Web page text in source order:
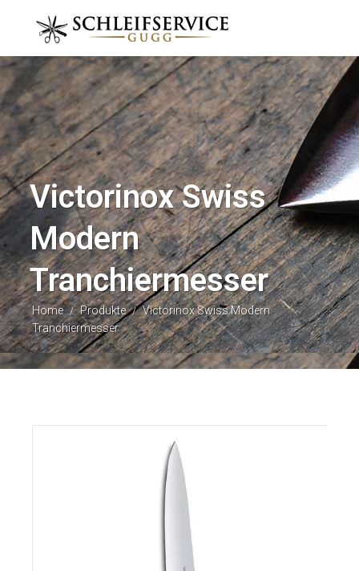
Victorinox Swiss
Modern
Tranchiermesser
Home / Produkte / Victorinox Swiss Modern
Tranchiermesser